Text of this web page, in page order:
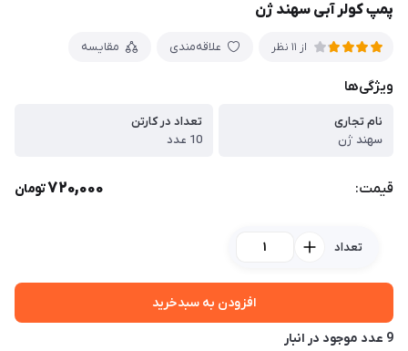
پمپ کولر آبی سهند ژن
از 11 نظر علاقه‌مندی مقایسه
ویژگی‌ها
نام تجاری
سهند ژن
تعداد در کارتن
10 عدد
قیمت: 720,000تومان
تعداد
افزودن به سبدخرید
9 عدد موجود در انبار